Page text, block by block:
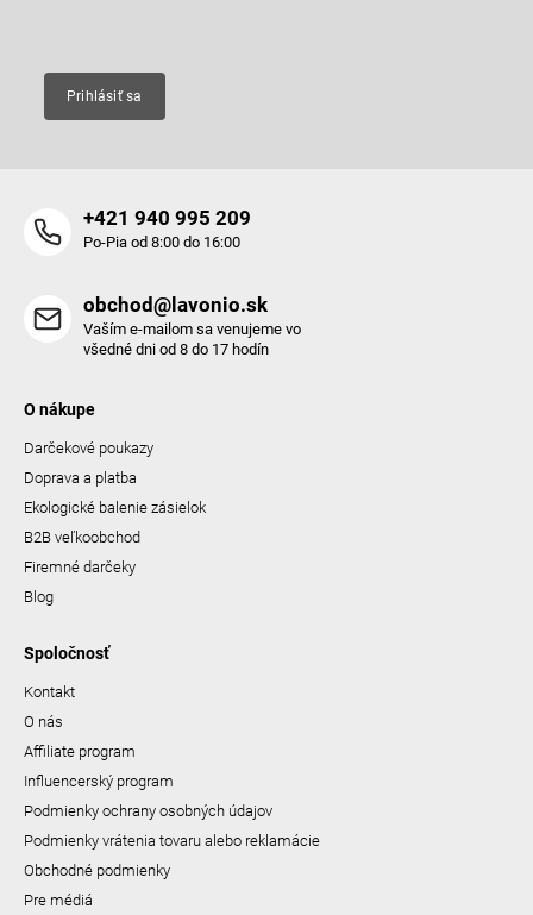
Prihlásiť sa
+421 940 995 209
Po-Pia od 8:00 do 16:00
obchod@lavonio.sk
Vaším e-mailom sa venujeme vo
všedné dni od 8 do 17 hodín
O nákupe
Darčekové poukazy
Doprava a platba
Ekologické balenie zásielok
B2B veľkoobchod
Firemné darčeky
Blog
Spoločnosť
Kontakt
O nás
Affiliate program
Influencerský program
Podmienky ochrany osobných údajov
Podmienky vrátenia tovaru alebo reklamácie
Obchodné podmienky
Pre médiá